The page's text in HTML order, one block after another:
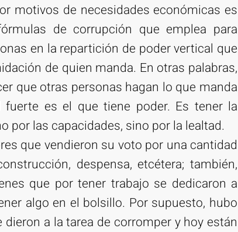
motivos de necesidades económicas es
de corrupción que emplea para
en la repartición de poder vertical que
de quien manda. En otras palabras,
que otras personas hagan lo que manda
es el que tiene poder. Es tener la
por las capacidades, sino por la lealtad.
que vendieron su voto por una cantidad
despensa, etcétera; también,
que por tener trabajo se dedicaron a
algo en el bolsillo. Por supuesto, hubo
a la tarea de corromper y hoy están